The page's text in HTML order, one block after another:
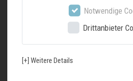
Energieverbrauchsanzeige
Für Abluftbetrieb wird ein Abluftmodul
Notwendige
Drittanbieter
[+] Weitere Details